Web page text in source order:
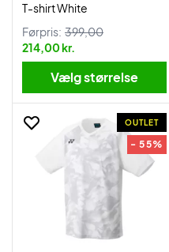
T-shirt White
Førpris: 399,00
214,00 kr.
Vælg størrelse
OUTLET
- 55%